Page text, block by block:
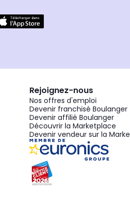
Rejoignez-nous
Nos offres d'emploi
Devenir franchisé Boulanger
Devenir affilié Boulanger
Découvrir la Marketplace
Devenir vendeur sur la